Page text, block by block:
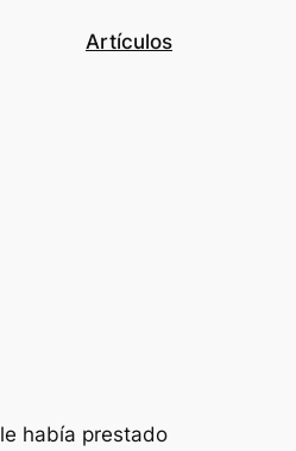
Artículos
había prestado